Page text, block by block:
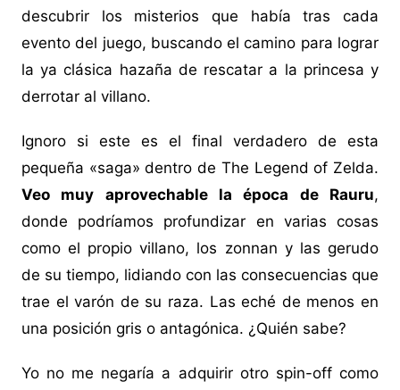
descubrir los misterios que había tras cada
evento del juego, buscando el camino para lograr
la ya clásica hazaña de rescatar a la princesa y
derrotar al villano.
Ignoro si este es el final verdadero de esta
pequeña «saga» dentro de The Legend of Zelda.
Veo muy aprovechable la época de Rauru,
donde podríamos profundizar en varias cosas
como el propio villano, los zonnan y las gerudo
de su tiempo, lidiando con las consecuencias que
trae el varón de su raza. Las eché de menos en
una posición gris o antagónica. ¿Quién sabe?
Yo no me negaría a adquirir otro spin-off como